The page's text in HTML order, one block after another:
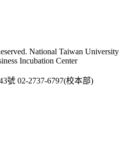
National Taiwan University
Incubation Center
號 02-2737-6797(校本部)